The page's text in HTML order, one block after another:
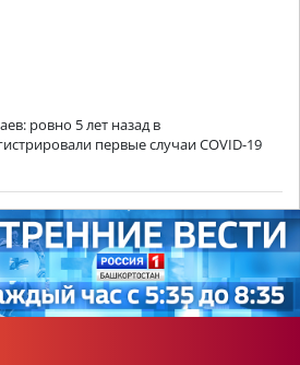
ровно 5 лет назад в
первые случаи COVID-19